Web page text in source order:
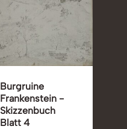
Burgruine
Frankenstein -
Skizzenbuch
Blatt 4